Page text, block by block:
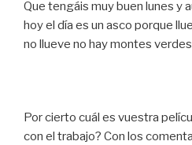
Que tengáis muy buen lunes y
hoy el día es un asco porque
no llueve no hay montes
Por cierto cuál es vuestra
con el trabajo? Con los